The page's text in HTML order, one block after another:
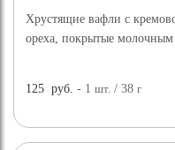
Хрустящие вафли с
ореха, покрытые
125 руб. - 1шт. / 38г